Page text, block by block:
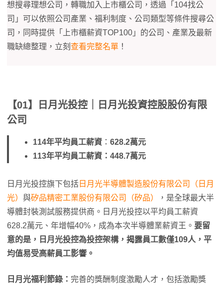
想搜尋理想公司，轉職加入上市櫃公司，透過「104找公
司」可以依照公司產業、福利制度、公司類型等條件搜尋公
司，同時提供「上市櫃薪資TOP100」的公司、產業及最新
職缺總整理，立刻 查看完整名單 ！
【01】日月光投控｜日月光投資控股股份有限
公司
114年平均員工薪資 ： 628.2萬元
113年平均員工薪資：448.7萬元
日月光投控旗下包括 日月光半導體製造股份有限公司（日月
光） 與矽品精密工業股份有限公司（矽品）
，是全球最大半
導體封裝測試服務提供商。日月光投控以平均員工薪資
628.2萬元、年增幅40%，成為本次半導體業薪資王。 要留
意的是，日月光投控為投控架構，揭露員工數僅109人，平
均值易受高薪員工影響。
日月光福利節錄： 完善的獎酬制度激勵人才，包括激勵獎